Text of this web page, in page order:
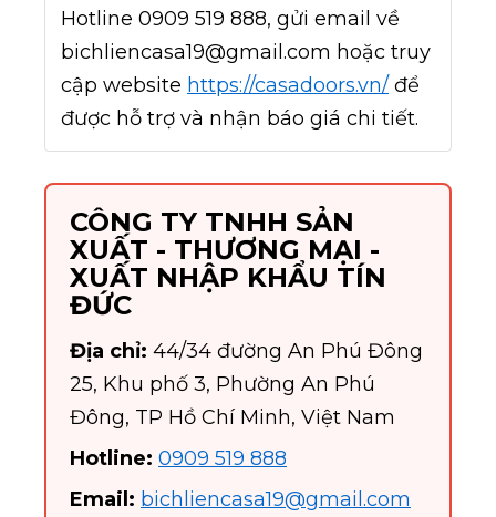
Hotline 0909 519 888, gửi email về
bichliencasa19@gmail.com hoặc truy
cập website https://casadoors.vn/ để
được hỗ trợ và nhận báo giá chi tiết.
CÔNG TY TNHH SẢN
XUẤT - THƯƠNG MẠI -
XUẤT NHẬP KHẨU TÍN
ĐỨC
Địa chỉ: 44/34 đường An Phú Đông
25, Khu phố 3, Phường An Phú
Đông, TP Hồ Chí Minh, Việt Nam
Hotline: 0909 519 888
Email: bichliencasa19@gmail.com